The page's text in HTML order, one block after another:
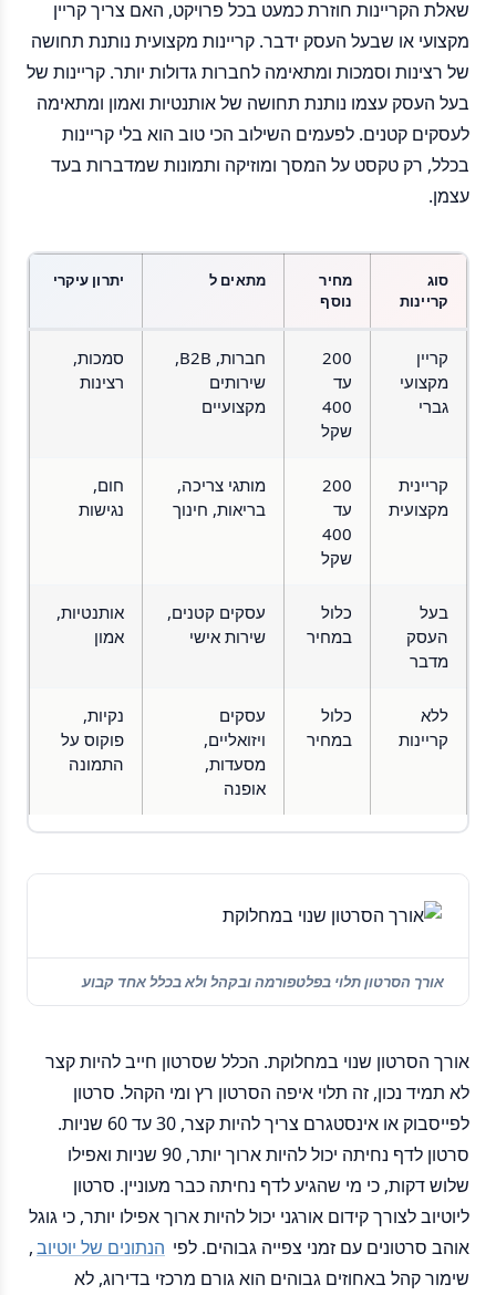
שאלת הקריינות חוזרת כמעט בכל פרויקט, האם צריך קריין
מקצועי או שבעל העסק ידבר. קריינות מקצועית נותנת תחושה
של רצינות וסמכות ומתאימה לחברות גדולות יותר. קריינות של
בעל העסק עצמו נותנת תחושה של אותנטיות ואמון ומתאימה
לעסקים קטנים. לפעמים השילוב הכי טוב הוא בלי קריינות
בכלל, רק טקסט על המסך ומוזיקה ותמונות שמדברות בעד
עצמן.
סוג
קריינות
מחיר
נוסף
מתאים ל יתרון עיקרי
קריין
מקצועי
גברי
200
עד
400
שקל
חברות, B2B,
שירותים
מקצועיים
סמכות,
רצינות
קריינית
מקצועית
200
עד
400
שקל
מותגי צריכה,
בריאות, חינוך
חום,
נגישות
בעל
העסק
מדבר
כלול
במחיר
עסקים קטנים,
שירות אישי
אותנטיות,
אמון
ללא
קריינות
כלול
במחיר
עסקים
ויזואליים,
מסעדות,
אופנה
נקיות,
פוקוס על
התמונה
אורך הסרטון תלוי בפלטפורמה ובקהל ולא בכלל אחד קבוע
אורך הסרטון שנוי במחלוקת. הכלל שסרטון חייב להיות קצר
לא תמיד נכון, זה תלוי איפה הסרטון רץ ומי הקהל. סרטון
לפייסבוק או אינסטגרם צריך להיות קצר, 30 עד 60 שניות.
סרטון לדף נחיתה יכול להיות ארוך יותר, 90 שניות ואפילו
שלוש דקות, כי מי שהגיע לדף נחיתה כבר מעוניין. סרטון
ליוטיוב לצורך קידום אורגני יכול להיות ארוך אפילו יותר, כי גוגל
אוהב סרטונים עם זמני צפייה גבוהים. לפי הנתונים של יוטיוב,
שימור קהל באחוזים גבוהים הוא גורם מרכזי בדירוג, לא